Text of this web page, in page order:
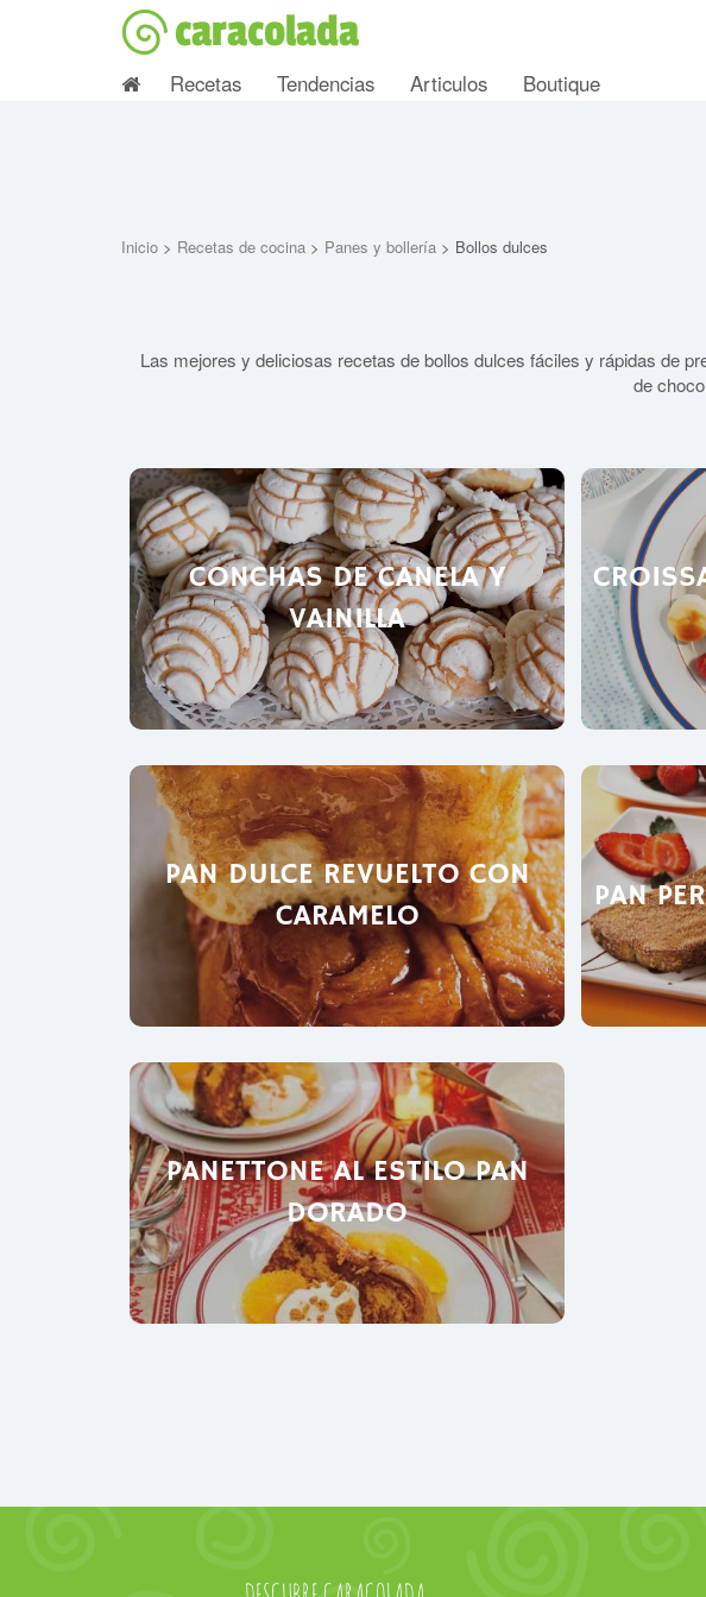
caracolada
Recetas Tendencias Articulos Boutique
Inicio > Recetas de cocina > Panes y bollería > Bollos dulces
Las mejores y deliciosas recetas de bollos dulces fáciles y rápidas de
de
CONCHAS DE CANELA Y
VAINILLA
PAN DULCE REVUELTO CON
CARAMELO
PAN
PANETTONE AL ESTILO PAN
DORADO